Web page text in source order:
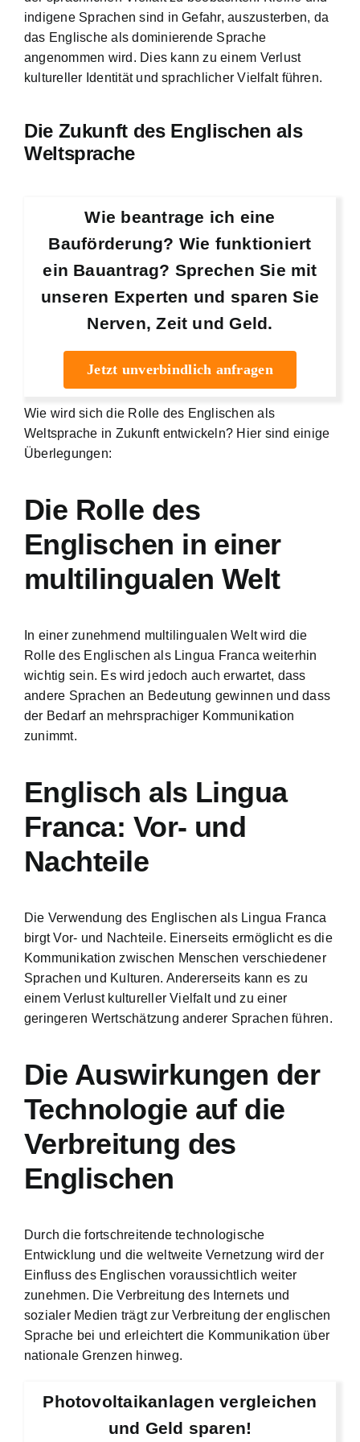
indigene Sprachen sind in Gefahr, auszusterben, da
das Englische als dominierende Sprache
angenommen wird. Dies kann zu einem Verlust
kultureller Identität und sprachlicher Vielfalt führen.
Die Zukunft des Englischen als
Weltsprache
Wie beantrage ich eine
Bauförderung? Wie funktioniert
ein Bauantrag? Sprechen Sie mit
unseren Experten und sparen Sie
Nerven, Zeit und Geld.
Jetzt unverbindlich anfragen
Wie wird sich die Rolle des Englischen als
Weltsprache in Zukunft entwickeln? Hier sind einige
Überlegungen:
Die Rolle des
Englischen in einer
multilingualen Welt
In einer zunehmend multilingualen Welt wird die
Rolle des Englischen als Lingua Franca weiterhin
wichtig sein. Es wird jedoch auch erwartet, dass
andere Sprachen an Bedeutung gewinnen und dass
der Bedarf an mehrsprachiger Kommunikation
zunimmt.
Englisch als Lingua
Franca: Vor- und
Nachteile
Die Verwendung des Englischen als Lingua Franca
birgt Vor- und Nachteile. Einerseits ermöglicht es die
Kommunikation zwischen Menschen verschiedener
Sprachen und Kulturen. Andererseits kann es zu
einem Verlust kultureller Vielfalt und zu einer
geringeren Wertschätzung anderer Sprachen führen.
Die Auswirkungen der
Technologie auf die
Verbreitung des
Englischen
Durch die fortschreitende technologische
Entwicklung und die weltweite Vernetzung wird der
Einfluss des Englischen voraussichtlich weiter
zunehmen. Die Verbreitung des Internets und
sozialer Medien trägt zur Verbreitung der englischen
Sprache bei und erleichtert die Kommunikation über
nationale Grenzen hinweg.
Photovoltaikanlagen vergleichen
und Geld sparen!